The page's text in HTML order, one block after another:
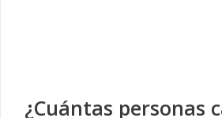
¿Cuántas personas